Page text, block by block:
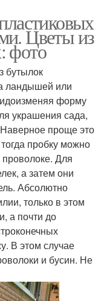
Цветы из
фото
бутылок
ландышей или
форму
украшения сада,
проще это
пробку можно
проволоке. Для
а затем они
Абсолютно
только в этом
а почти до
В этом случае
и бусин. Не